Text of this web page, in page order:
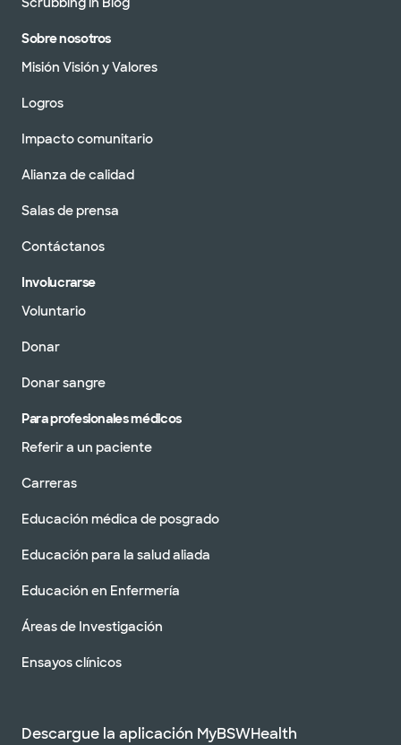
Sobre nosotros
Misión Visión y Valores
Logros
Impacto comunitario
Alianza de calidad
Salas de prensa
Contáctanos
Involucrarse
Voluntario
Donar
Donar sangre
Para profesionales médicos
Referir a un paciente
Carreras
Educación médica de posgrado
Educación para la salud aliada
Educación en Enfermería
Áreas de Investigación
Ensayos clínicos
Descargue la aplicación MyBSWHealth